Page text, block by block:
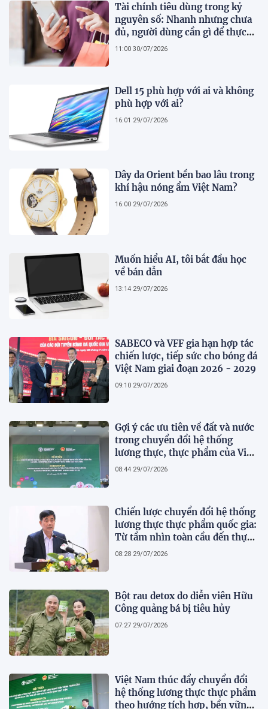
Tài chính tiêu dùng trong kỷ
nguyên số: Nhanh nhưng chưa
đủ, người dùng cần gì để thực
sự an tâm?
11:00 30/07/2026
Dell 15 phù hợp với ai và không
phù hợp với ai?
16:01 29/07/2026
Dây da Orient bền bao lâu trong
khí hậu nóng ẩm Việt Nam?
16:00 29/07/2026
Muốn hiểu AI, tôi bắt đầu học
về bán dẫn
13:14 29/07/2026
SABECO và VFF gia hạn hợp tác
chiến lược, tiếp sức cho bóng đá
Việt Nam giai đoạn 2026 - 2029
09:10 29/07/2026
Gợi ý các ưu tiên về đất và nước
trong chuyển đổi hệ thống
lương thực, thực phẩm của Việt
Nam theo FAO Roadmap
08:44 29/07/2026
Chiến lược chuyển đổi hệ thống
lương thực thực phẩm quốc gia:
Từ tầm nhìn toàn cầu đến thực
tiễn hành động của Việt Nam
08:28 29/07/2026
Bột rau detox do diễn viên Hữu
Công quảng bá bị tiêu hủy
07:27 29/07/2026
Việt Nam thúc đẩy chuyển đổi
hệ thống lương thực thực phẩm
theo hướng tích hợp, bền vững